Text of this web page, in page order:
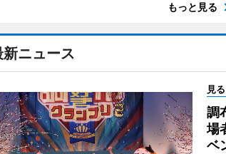
もっと見る
新ニュース
見
調
場
ベ